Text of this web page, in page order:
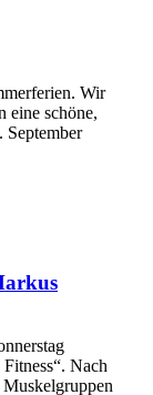
Wir
eine schöne,
September
Nach